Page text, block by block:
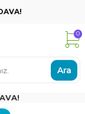
Ara
0